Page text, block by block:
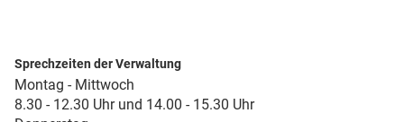
Sprechzeiten der Verwaltung
Montag - Mittwoch
8.30 - 12.30 Uhr und 14.00 - 15.30 Uhr